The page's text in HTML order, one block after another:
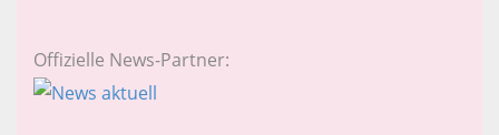
Offizielle News-Partner: